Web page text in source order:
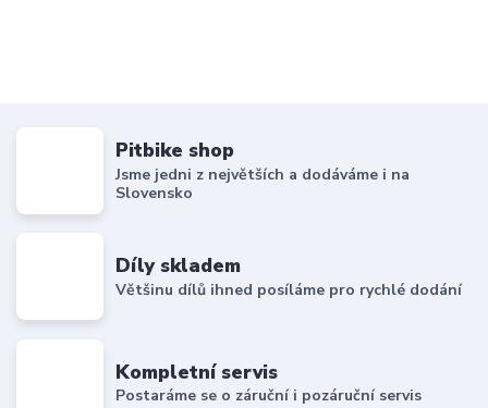
Pitbike shop
Jsme jedni z největších a dodáváme i na
Slovensko
Díly skladem
Většinu dílů ihned posíláme pro rychlé dodání
Kompletní servis
Postaráme se o záruční i pozáruční servis